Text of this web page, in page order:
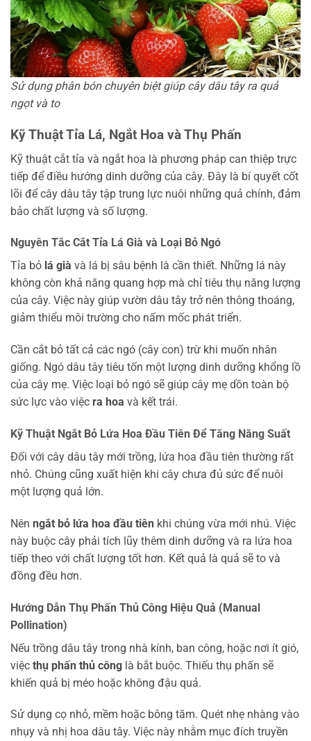
Sử dụng phân bón chuyên biệt giúp cây dâu tây ra quả
ngọt và to
Kỹ Thuật Tỉa Lá, Ngắt Hoa và Thụ Phấn
Kỹ thuật cắt tỉa và ngắt hoa là phương pháp can thiệp trực
tiếp để điều hướng dinh dưỡng của cây. Đây là bí quyết cốt
lõi để cây dâu tây tập trung lực nuôi những quả chính, đảm
bảo chất lượng và số lượng.
Nguyên Tắc Cắt Tỉa Lá Già và Loại Bỏ Ngó
Tỉa bỏ lá già và lá bị sâu bệnh là cần thiết. Những lá này
không còn khả năng quang hợp mà chỉ tiêu thụ năng lượng
của cây. Việc này giúp vườn dâu tây trở nên thông thoáng,
giảm thiểu môi trường cho nấm mốc phát triển.
Cần cắt bỏ tất cả các ngó (cây con) trừ khi muốn nhân
giống. Ngó dâu tây tiêu tốn một lượng dinh dưỡng khổng lồ
của cây mẹ. Việc loại bỏ ngó sẽ giúp cây mẹ dồn toàn bộ
sức lực vào việc ra hoa và kết trái.
Kỹ Thuật Ngắt Bỏ Lứa Hoa Đầu Tiên Để Tăng Năng Suất
Đối với cây dâu tây mới trồng, lứa hoa đầu tiên thường rất
nhỏ. Chúng cũng xuất hiện khi cây chưa đủ sức để nuôi
một lượng quả lớn.
Nên ngắt bỏ lứa hoa đầu tiên khi chúng vừa mới nhú. Việc
này buộc cây phải tích lũy thêm dinh dưỡng và ra lứa hoa
tiếp theo với chất lượng tốt hơn. Kết quả là quả sẽ to và
đồng đều hơn.
Hướng Dẫn Thụ Phấn Thủ Công Hiệu Quả (Manual
Pollination)
Nếu trồng dâu tây trong nhà kính, ban công, hoặc nơi ít gió,
việc thụ phấn thủ công là bắt buộc. Thiếu thụ phấn sẽ
khiến quả bị méo hoặc không đậu quả.
Sử dụng cọ nhỏ, mềm hoặc bông tăm. Quét nhẹ nhàng vào
nhụy và nhị hoa dâu tây. Việc này nhằm mục đích truyền